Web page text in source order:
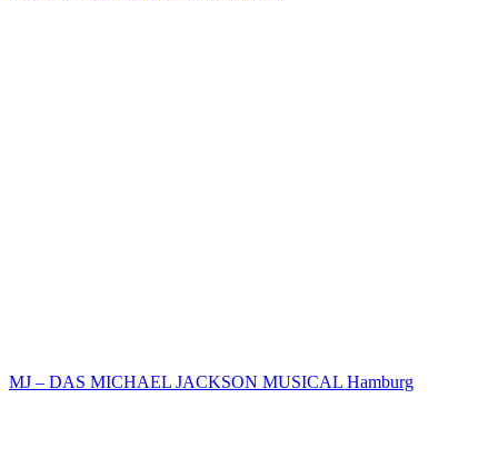
MJ – DAS MICHAEL JACKSON MUSICAL Hamburg